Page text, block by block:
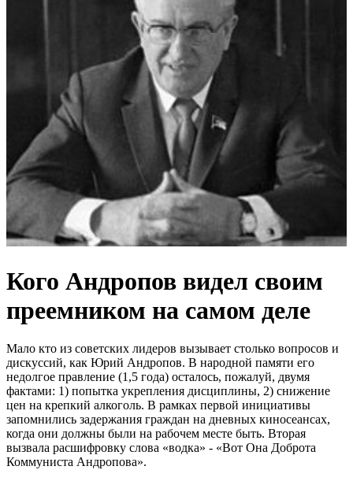
Кого Андропов видел своим
преемником на самом деле
Мало кто из советских лидеров вызывает столько вопросов и
дискуссий, как Юрий Андропов. В народной памяти его
недолгое правление (1,5 года) осталось, пожалуй, двумя
фактами: 1) попытка укрепления дисциплины, 2) снижение
цен на крепкий алкоголь. В рамках первой инициативы
запомнились задержания граждан на дневных киносеансах,
когда они должны были на рабочем месте быть. Вторая
вызвала расшифровку слова «водка» - «Вот Она Доброта
Коммуниста Андропова».